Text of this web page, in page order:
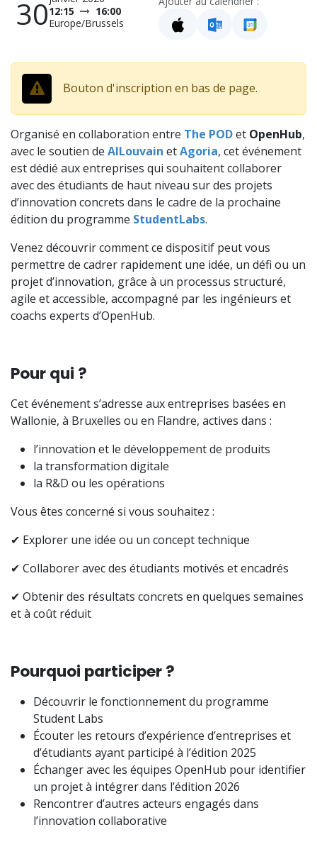
3012:15
16:00
Europe/Brussels
Bouton d'inscription en bas de page.
Organisé en collaboration entre The PODet OpenHub,
avec le soutien de AILouvain etAgoria, cet événement
est dédié aux entreprises qui souhaitent collaborer
avec des étudiants de haut niveau sur des projets
d’innovation concrets dans le cadre de la prochaine
édition du programme StudentLabs.
Venez découvrir comment ce dispositif peut vous
permettre de cadrer rapidement une idée, un défi ou un
projet d’innovation, grâce à un processus structuré,
agile et accessible, accompagné par les ingénieurs et
coachs experts d’OpenHub.
Pour qui ?
Cet événement s’adresse aux entreprises basées en
Wallonie, à Bruxelles ou en Flandre, actives dans :
l’innovation et le développement de produits
la transformation digitale
la R&D ou les opérations
Vous êtes concerné si vous souhaitez :
✔ Explorer une idée ou un concept technique
✔ Collaborer avec des étudiants motivés et encadrés
✔ Obtenir des résultats concrets en quelques semaines
et à coût réduit
Pourquoi participer ?
Découvrir le fonctionnement du programme
Student Labs
Écouter les retours d’expérience d’entreprises et
d’étudiants ayant participé à l’édition 2025
Échanger avec les équipes OpenHub pour identifier
un projet à intégrer dans l’édition 2026
Rencontrer d’autres acteurs engagés dans
l’innovation collaborative